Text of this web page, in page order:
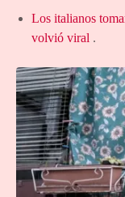
Los italianos
volvió viral .